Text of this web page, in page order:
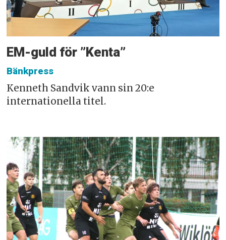
EM-guld för ”Kenta”
Bänkpress
Kenneth Sandvik vann sin 20:e
internationella titel.